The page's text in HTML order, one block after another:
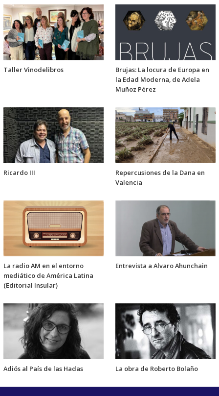
Taller Vinodelibros
Brujas: La locura de Europa en
la Edad Moderna, de Adela
Muñoz Pérez
Ricardo III
Repercusiones de la Dana en
Valencia
La radio AM en el entorno
mediático de América Latina
(Editorial Insular)
Entrevista a Alvaro Ahunchain
Adiós al País de las Hadas La obra de Roberto Bolaño